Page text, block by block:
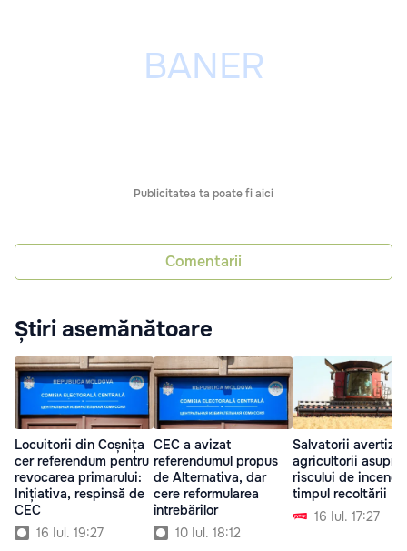
Publicitatea ta poate fi aici
Comentarii
Știri asemănătoare
Locuitorii din Coșnița
cer referendum pentru
revocarea primarului:
Inițiativa, respinsă de
CEC
16 Iul. 19:27
CEC a avizat
referendumul propus
de Alternativa, dar
cere reformularea
întrebărilor
10 Iul. 18:12
Salvatorii
agricultorii asupra
riscului de
timpul recoltării
16 Iul. 17:27